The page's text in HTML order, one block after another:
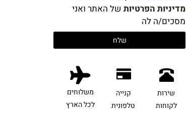
מדיניות הפרטיות של האתר ואני
מסכים/ה לה
שירות
לקוחות
קנייה
טלפונית
משלוחים
לכל הארץ